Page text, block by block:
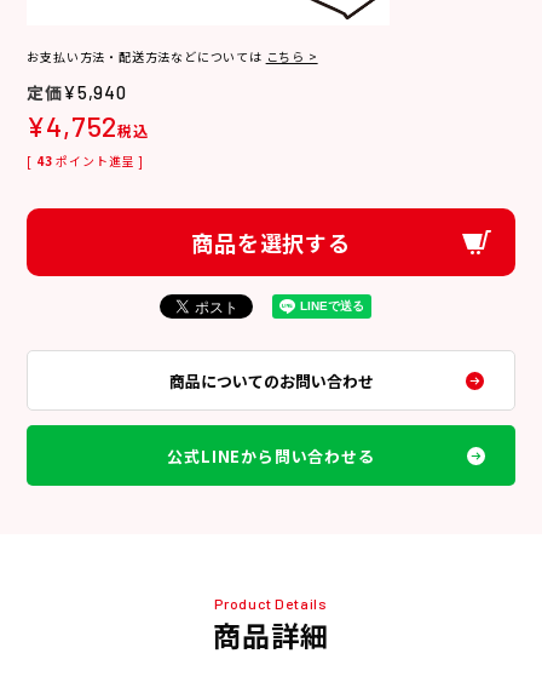
お支払い方法・配送方法などについては こちら >
¥5,940
¥4,752税込
[ 43 ポイント進呈 ]
商品を選択する
商品についてのお問い合わせ
公式LINEから問い合わせる
Product Details
商品詳細